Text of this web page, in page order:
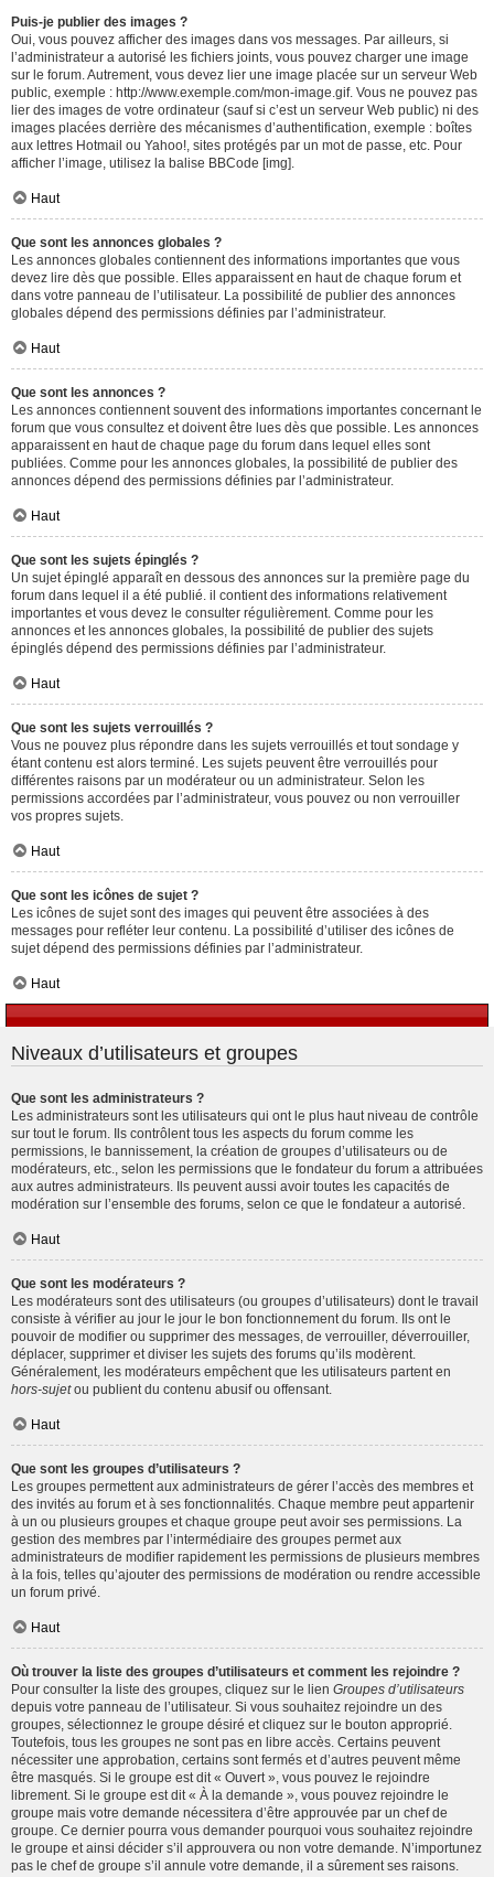
Puis-je publier des images ?
Oui, vous pouvez afficher des images dans vos messages. Par ailleurs, si
l’administrateur a autorisé les fichiers joints, vous pouvez charger une image
sur le forum. Autrement, vous devez lier une image placée sur un serveur Web
public, exemple : http://www.exemple.com/mon-image.gif. Vous ne pouvez pas
lier des images de votre ordinateur (sauf si c’est un serveur Web public) ni des
images placées derrière des mécanismes d’authentification, exemple : boîtes
aux lettres Hotmail ou Yahoo!, sites protégés par un mot de passe, etc. Pour
afficher l’image, utilisez la balise BBCode [img].
Haut
Que sont les annonces globales ?
Les annonces globales contiennent des informations importantes que vous
devez lire dès que possible. Elles apparaissent en haut de chaque forum et
dans votre panneau de l’utilisateur. La possibilité de publier des annonces
globales dépend des permissions définies par l’administrateur.
Haut
Que sont les annonces ?
Les annonces contiennent souvent des informations importantes concernant le
forum que vous consultez et doivent être lues dès que possible. Les annonces
apparaissent en haut de chaque page du forum dans lequel elles sont
publiées. Comme pour les annonces globales, la possibilité de publier des
annonces dépend des permissions définies par l’administrateur.
Haut
Que sont les sujets épinglés ?
Un sujet épinglé apparaît en dessous des annonces sur la première page du
forum dans lequel il a été publié. il contient des informations relativement
importantes et vous devez le consulter régulièrement. Comme pour les
annonces et les annonces globales, la possibilité de publier des sujets
épinglés dépend des permissions définies par l’administrateur.
Haut
Que sont les sujets verrouillés ?
Vous ne pouvez plus répondre dans les sujets verrouillés et tout sondage y
étant contenu est alors terminé. Les sujets peuvent être verrouillés pour
différentes raisons par un modérateur ou un administrateur. Selon les
permissions accordées par l’administrateur, vous pouvez ou non verrouiller
vos propres sujets.
Haut
Que sont les icônes de sujet ?
Les icônes de sujet sont des images qui peuvent être associées à des
messages pour refléter leur contenu. La possibilité d’utiliser des icônes de
sujet dépend des permissions définies par l’administrateur.
Haut
Niveaux d’utilisateurs et groupes
Que sont les administrateurs ?
Les administrateurs sont les utilisateurs qui ont le plus haut niveau de contrôle
sur tout le forum. Ils contrôlent tous les aspects du forum comme les
permissions, le bannissement, la création de groupes d’utilisateurs ou de
modérateurs, etc., selon les permissions que le fondateur du forum a attribuées
aux autres administrateurs. Ils peuvent aussi avoir toutes les capacités de
modération sur l’ensemble des forums, selon ce que le fondateur a autorisé.
Haut
Que sont les modérateurs ?
Les modérateurs sont des utilisateurs (ou groupes d’utilisateurs) dont le travail
consiste à vérifier au jour le jour le bon fonctionnement du forum. Ils ont le
pouvoir de modifier ou supprimer des messages, de verrouiller, déverrouiller,
déplacer, supprimer et diviser les sujets des forums qu’ils modèrent.
Généralement, les modérateurs empêchent que les utilisateurs partent en
hors-sujetou publient du contenu abusif ou offensant.
Haut
Que sont les groupes d’utilisateurs ?
Les groupes permettent aux administrateurs de gérer l’accès des membres et
des invités au forum et à ses fonctionnalités. Chaque membre peut appartenir
à un ou plusieurs groupes et chaque groupe peut avoir ses permissions. La
gestion des membres par l’intermédiaire des groupes permet aux
administrateurs de modifier rapidement les permissions de plusieurs membres
à la fois, telles qu’ajouter des permissions de modération ou rendre accessible
un forum privé.
Haut
Où trouver la liste des groupes d’utilisateurs et comment les rejoindre ?
Pour consulter la liste des groupes, cliquez sur le lien Groupes d’utilisateurs
depuis votre panneau de l’utilisateur. Si vous souhaitez rejoindre un des
groupes, sélectionnez le groupe désiré et cliquez sur le bouton approprié.
Toutefois, tous les groupes ne sont pas en libre accès. Certains peuvent
nécessiter une approbation, certains sont fermés et d’autres peuvent même
être masqués. Si le groupe est dit « Ouvert », vous pouvez le rejoindre
librement. Si le groupe est dit « À la demande », vous pouvez rejoindre le
groupe mais votre demande nécessitera d’être approuvée par un chef de
groupe. Ce dernier pourra vous demander pourquoi vous souhaitez rejoindre
le groupe et ainsi décider s’il approuvera ou non votre demande. N’importunez
pas le chef de groupe s’il annule votre demande, il a sûrement ses raisons.